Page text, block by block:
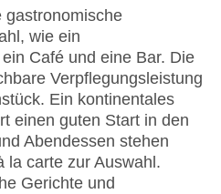
1
Gebühr
7
394
Express, EC Maestro,
gastronomische
wie ein
Café und eine Bar. Die
Verpflegungsleistung
Ein kontinentales
einen guten Start in den
Abendessen stehen
la carte zur Auswahl.
Gerichte und